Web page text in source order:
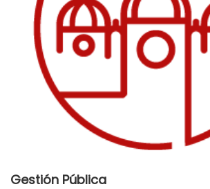
Gestión Pública